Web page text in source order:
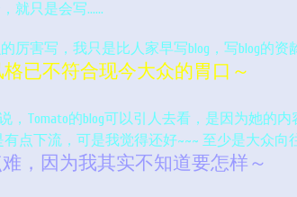
就只是会写……
厉害写，我只是比人家早写blog，写blog的
格已不符合现今大众的胃口～
，Tomato的blog可以引人去看，是因为她的
有点下流，可是我觉得还好~~~ 至少是大众
，因为我其实不知道要怎样～